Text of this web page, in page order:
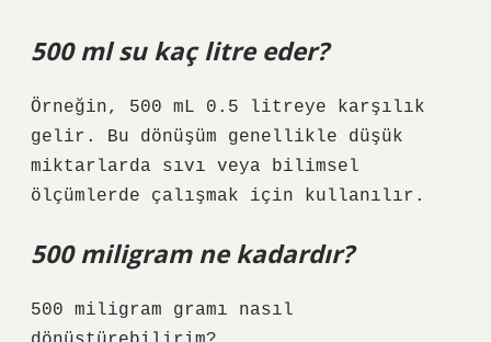
500 ml su kaç litre eder?
Örneğin, 500 mL 0.5 litreye karşılık
gelir. Bu dönüşüm genellikle düşük
miktarlarda sıvı veya bilimsel
ölçümlerde çalışmak için kullanılır.
500 miligram ne kadardır?
500 miligram gramı nasıl